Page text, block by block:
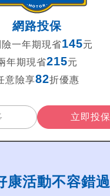
網路投保
一年期現省145元
年期現省215元
意險享82折優惠
立即投保
康活動不容錯過